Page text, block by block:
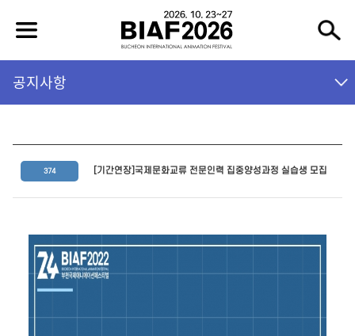
공지사항
374 [기간연장]국제문화교류 전문인력 집중양성과정 실습생 모집